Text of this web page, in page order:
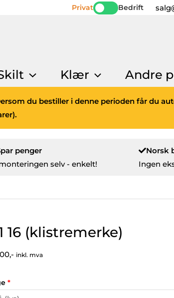
Privat Bedrift
Klær Andre
du bestiller i denne perioden får du
penger
selv - enkelt!
Norsk
Ingen
16 (klistremerke)
inkl. mva
*